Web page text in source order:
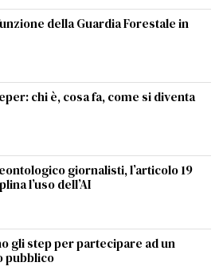
della Guardia Forestale in
chi è, cosa fa, come si diventa
giornalisti, l’articolo 19
l’uso dell’AI
gli step per partecipare ad un
pubblico